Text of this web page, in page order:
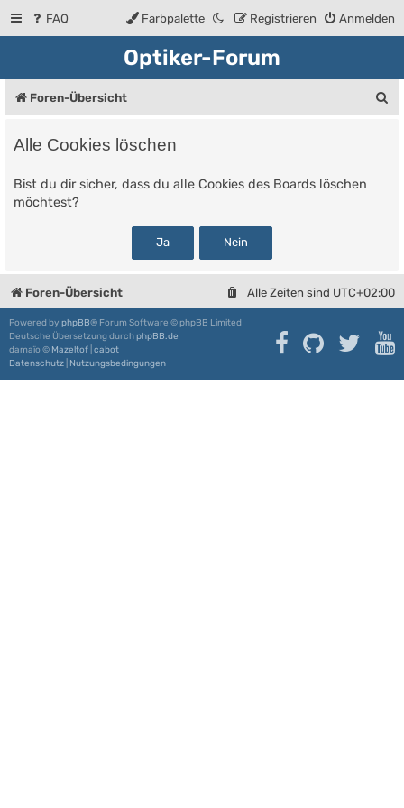
FAQ Anmelden
Registrieren
Farbpalette
Optiker-Forum
Foren-Übersicht
Alle Cookies löschen
Bist du dir sicher, dass du alle Cookies des Boards löschen
möchtest?
Foren-Übersicht Alle Zeiten sind UTC+02:00
Powered by phpBB® Forum Software © phpBB Limited
Deutsche Übersetzung durchphpBB.de
damaïo © Mazeltof cabot
Datenschutz Nutzungsbedingungen